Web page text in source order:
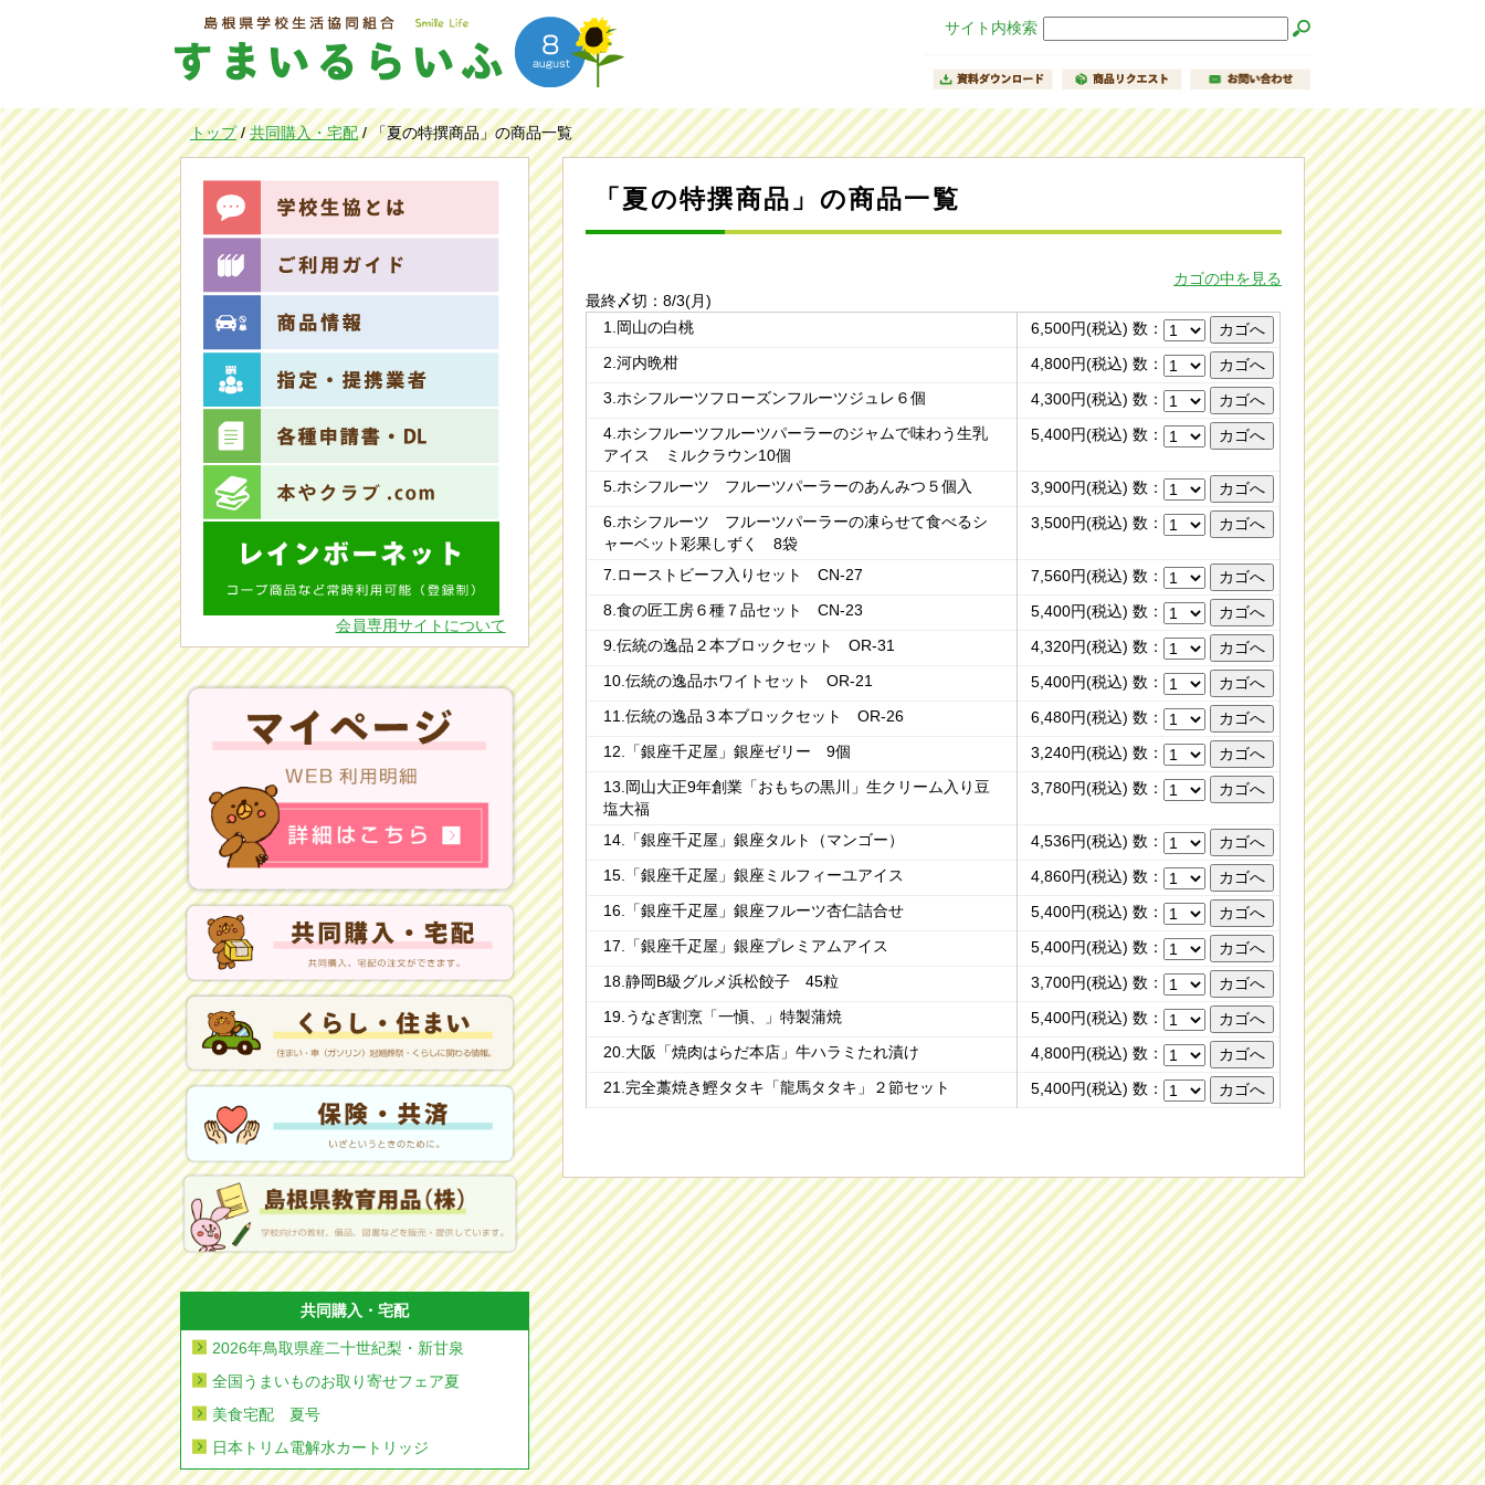
サイト内検索
現
在
の
位
置：
トップ/共同購入・宅配/「夏の特撰商品」の商品一覧
「夏の特撰商品」の商品一覧
カゴの中を見る
最終〆切：8/3(月)
1.岡山の白桃
6,500円(税込) 数：
2.河内晩柑
4,800円(税込) 数：
3.ホシフルーツフローズンフルーツジュレ６個
4,300円(税込) 数：
4.ホシフルーツフルーツパーラーのジャムで味わう生乳
アイス ミルクラウン10個
5,400円(税込) 数：
5.ホシフルーツ フルーツパーラーのあんみつ５個入
3,900円(税込) 数：
6.ホシフルーツ フルーツパーラーの凍らせて食べるシ
ャーベット彩果しずく 8袋
3,500円(税込) 数：
7.ローストビーフ入りセット CN-27
7,560円(税込) 数：
8.食の匠工房６種７品セット CN-23
5,400円(税込) 数：
9.伝統の逸品２本ブロックセット OR-31
4,320円(税込) 数：
10.伝統の逸品ホワイトセット OR-21
5,400円(税込) 数：
11.伝統の逸品３本ブロックセット OR-26
6,480円(税込) 数：
12.「銀座千疋屋」銀座ゼリー 9個
3,240円(税込) 数：
13.岡山大正9年創業「おもちの黒川」生クリーム入り豆
塩大福
3,780円(税込) 数：
14.「銀座千疋屋」銀座タルト（マンゴー）
4,536円(税込) 数：
15.「銀座千疋屋」銀座ミルフィーユアイス
4,860円(税込) 数：
16.「銀座千疋屋」銀座フルーツ杏仁詰合せ
5,400円(税込) 数：
17.「銀座千疋屋」銀座プレミアムアイス
5,400円(税込) 数：
18.静岡B級グルメ浜松餃子 45粒
3,700円(税込) 数：
19.うなぎ割烹「一愼、」特製蒲焼
5,400円(税込) 数：
20.大阪「焼肉はらだ本店」牛ハラミたれ漬け
4,800円(税込) 数：
21.完全藁焼き鰹タタキ「龍馬タタキ」２節セット
5,400円(税込) 数：
会員専用サイトについて
共同購入・宅配
2026年鳥取県産二十世紀梨・新甘泉
全国うまいものお取り寄せフェア夏
美食宅配 夏号
日本トリム電解水カートリッジ